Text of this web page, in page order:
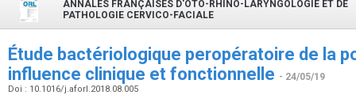
ANNALES FRANÇAISES D'OTO-RHINO-LARYNGOLOGIE ET DE
PATHOLOGIE CERVICO-FACIALE
Étude bactériologique peropératoire de la
influence clinique et fonctionnelle - 24/05/19
Doi : 10.1016/j.aforl.2018.08.005